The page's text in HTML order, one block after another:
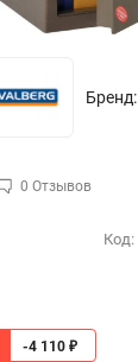
Бренд:
0 Отзывов
Код:
-4 110 ₽